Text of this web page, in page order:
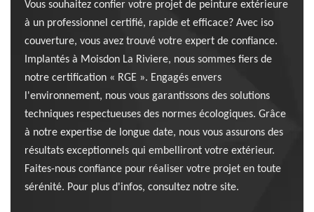
Vous souhaitez confier votre projet de peinture extérieure
à un professionnel certifié, rapide et efficace? Avec iso
couverture, vous avez trouvé votre expert de confiance.
Implantés à Moisdon La Riviere, nous sommes fiers de
notre certification « RGE ». Engagés envers
l'environnement, nous vous garantissons des solutions
techniques respectueuses des normes écologiques. Grâce
à notre expertise de longue date, nous vous assurons des
résultats exceptionnels qui embelliront votre extérieur.
Faites-nous confiance pour réaliser votre projet en toute
sérénité. Pour plus d'infos, consultez notre site.